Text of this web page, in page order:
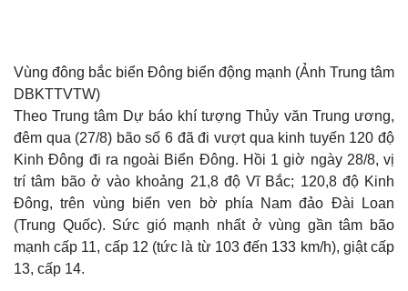
Vùng đông bắc biển Đông biển động mạnh (Ảnh Trung tâm
DBKTTVTW)
Theo Trung tâm Dự báo khí tượng Thủy văn Trung ương,
đêm qua (27/8) bão số 6 đã đi vượt qua kinh tuyến 120 độ
Kinh Đông đi ra ngoài Biển Đông. Hồi 1 giờ ngày 28/8, vị
trí tâm bão ở vào khoảng 21,8 độ Vĩ Bắc; 120,8 độ Kinh
Đông, trên vùng biển ven bờ phía Nam đảo Đài Loan
(Trung Quốc). Sức gió mạnh nhất ở vùng gần tâm bão
mạnh cấp 11, cấp 12 (tức là từ 103 đến 133 km/h), giật cấp
13, cấp 14.